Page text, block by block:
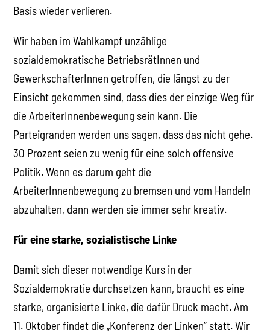
Basis wieder verlieren.
Wir haben im Wahlkampf unzählige
sozialdemokratische BetriebsrätInnen und
GewerkschafterInnen getroffen, die längst zu der
Einsicht gekommen sind, dass dies der einzige Weg für
die ArbeiterInnenbewegung sein kann. Die
Parteigranden werden uns sagen, dass das nicht gehe.
30 Prozent seien zu wenig für eine solch offensive
Politik. Wenn es darum geht die
ArbeiterInnenbewegung zu bremsen und vom Handeln
abzuhalten, dann werden sie immer sehr kreativ.
Für eine starke, sozialistische Linke
Damit sich dieser notwendige Kurs in der
Sozialdemokratie durchsetzen kann, braucht es eine
starke, organisierte Linke, die dafür Druck macht. Am
11. Oktober findet die „Konferenz der Linken“ statt. Wir